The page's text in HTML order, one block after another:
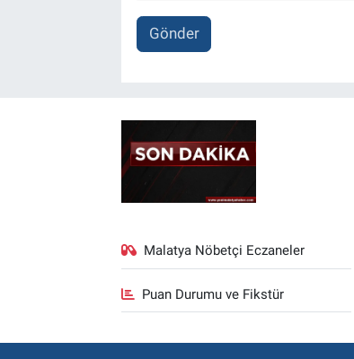
Gönder
Malatya Nöbetçi Eczaneler
Puan Durumu ve Fikstür